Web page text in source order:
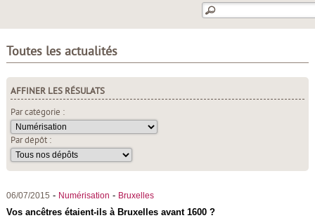
Toutes les actualités
AFFINER LES RÉSULATS
Par catégorie :
Par dépôt :
06/07/2015 - Numérisation - Bruxelles
Vos ancêtres étaient-ils à Bruxelles avant 1600 ?